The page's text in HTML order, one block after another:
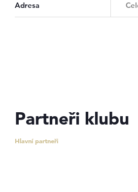
Adresa
Partneři klubu
Hlavní partneři